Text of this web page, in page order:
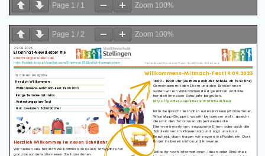
Page 1 / 1 Zoom 100%
Page 1 / 2 Zoom 100%